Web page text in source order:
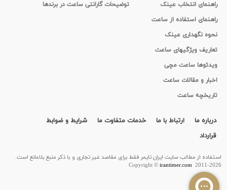
راهنمای انتخاب عینک
راهنمای استفاده از ساعت
نحوه نگهداری عینک
تعاریف ویژگیهای ساعت
ویدئوها ساعت مچی
اخبار و مقالات ساعت
تاریخچه ساعت
توضیحات گارانتی ساعت در برندها
درباره ما ارتباط با ما خدمات متفاوت ما
شرایط و ضوابط
قرارداد
استفاده از مطالب سايت ایران تایمر فقط برای مقاصد غیر تجاری و با ذکر منبع بلامانع است.
Copyright ©irantimer.com2011-2026